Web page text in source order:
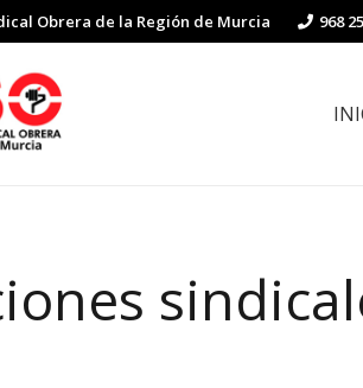
Obrera de la Región de Murcia 968